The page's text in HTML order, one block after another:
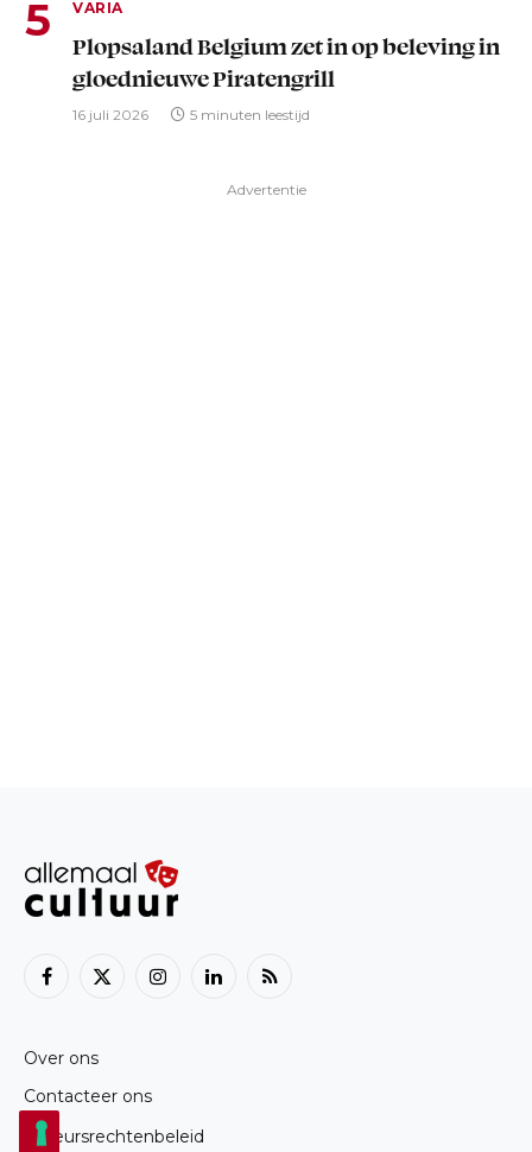
VARIA
Plopsaland Belgium zet in op beleving in
gloednieuwe Piratengrill
16 juli 2026 5 minuten leestijd
Advertentie
Facebook
X
InstagramLinkedInRSS
Over ons
Contacteer ons
Auteursrechtenbeleid